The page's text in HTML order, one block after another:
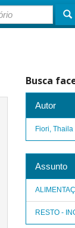
Busca
Autor
Fiori,
Assunto
RESTO -